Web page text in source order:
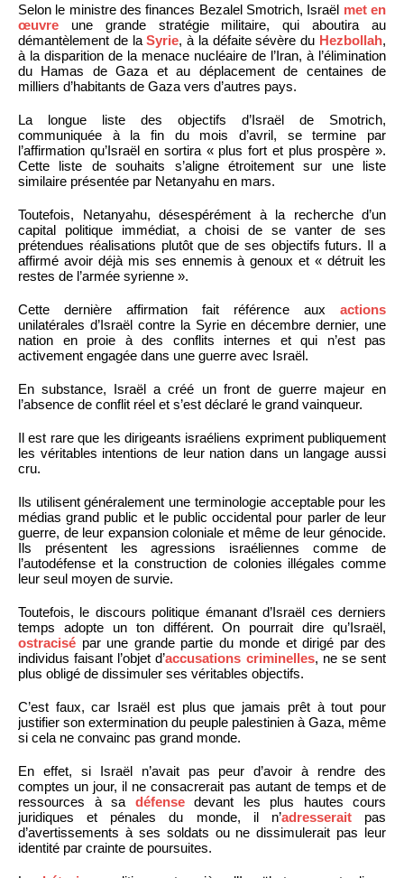
Selon le ministre des finances Bezalel Smotrich, Israël met en
œuvre une grande stratégie militaire, qui aboutira au
démantèlement de laSyrie, à la défaite sévère du Hezbollah,
à la disparition de la menace nucléaire de l’Iran, à l’élimination
du Hamas de Gaza et au déplacement de centaines de
milliers d’habitants de Gaza vers d’autres pays.
La longue liste des objectifs d’Israël de Smotrich,
communiquée à la fin du mois d’avril, se termine par
l’affirmation qu’Israël en sortira « plus fort et plus prospère ».
Cette liste de souhaits s’aligne étroitement sur une liste
similaire présentée par Netanyahu en mars.
Toutefois, Netanyahu, désespérément à la recherche d’un
capital politique immédiat, a choisi de se vanter de ses
prétendues réalisations plutôt que de ses objectifs futurs. Il a
affirmé avoir déjà mis ses ennemis à genoux et « détruit les
restes de l’armée syrienne ».
Cette dernière affirmation fait référence aux actions
unilatérales d’Israël contre la Syrie en décembre dernier, une
nation en proie à des conflits internes et qui n’est pas
activement engagée dans une guerre avec Israël.
En substance, Israël a créé un front de guerre majeur en
l’absence de conflit réel et s’est déclaré le grand vainqueur.
Il est rare que les dirigeants israéliens expriment publiquement
les véritables intentions de leur nation dans un langage aussi
cru.
Ils utilisent généralement une terminologie acceptable pour les
médias grand public et le public occidental pour parler de leur
guerre, de leur expansion coloniale et même de leur génocide.
Ils présentent les agressions israéliennes comme de
l’autodéfense et la construction de colonies illégales comme
leur seul moyen de survie.
Toutefois, le discours politique émanant d’Israël ces derniers
temps adopte un ton différent. On pourrait dire qu’Israël,
ostracisé par une grande partie du monde et dirigé par des
individus faisant l’objet d’accusations criminelles, ne se sent
plus obligé de dissimuler ses véritables objectifs.
C’est faux, car Israël est plus que jamais prêt à tout pour
justifier son extermination du peuple palestinien à Gaza, même
si cela ne convainc pas grand monde.
En effet, si Israël n’avait pas peur d’avoir à rendre des
comptes un jour, il ne consacrerait pas autant de temps et de
ressources à sa défensedevant les plus hautes cours
juridiques et pénales du monde, il n’adresseraitpas
d’avertissements à ses soldats ou ne dissimulerait pas leur
identité par crainte de poursuites.